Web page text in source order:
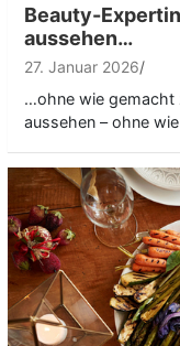
Beauty-
aussehen…
27. Januar 2026
…ohne wie gemacht
aussehen – ohne